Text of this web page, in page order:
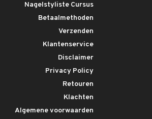
Nagelstyliste Cursus
Betaalmethoden
Verzenden
Klantenservice
Disclaimer
Privacy Policy
Retouren
Klachten
Algemene voorwaarden